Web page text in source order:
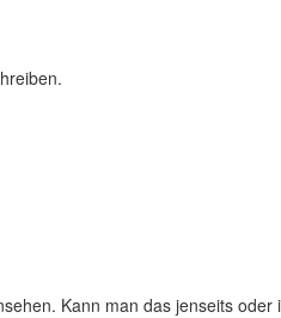
Kann man das jenseits oder